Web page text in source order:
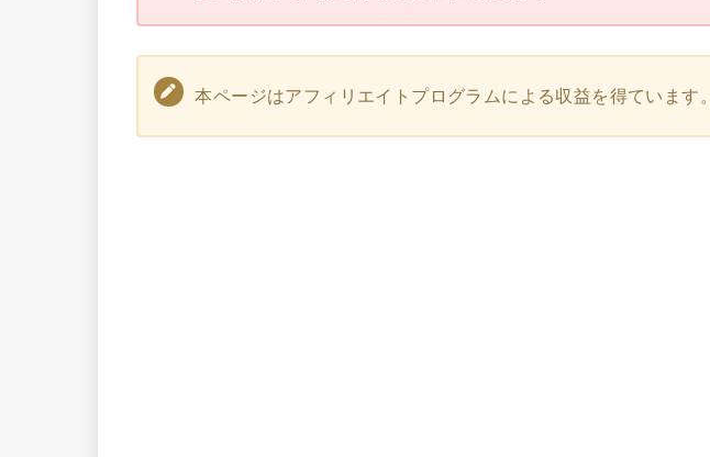
本ページはアフィリエイトプログラムによる収益を得ています。